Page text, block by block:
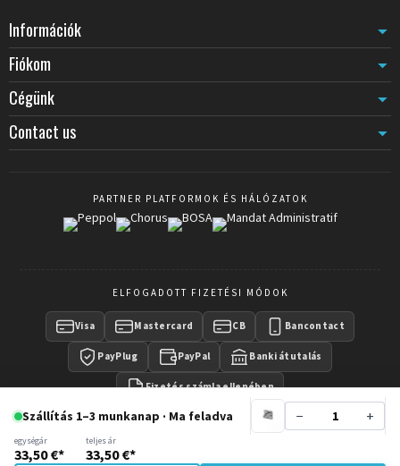
Szállítás 1–3 munkanap · Ma feladva − +
egységár teljes ár
33,50 €* 33,50 €*
Információk
Fiókom
Cégünk
Contact us
PARTNER PLATFORMOK ÉS HÁLÓZATOK
ELFOGADOTT FIZETÉSI MÓDOK
Visa Mastercard CB Bancontact
PayPlug PayPal Banki átutalás
Fizetés számla ellenében